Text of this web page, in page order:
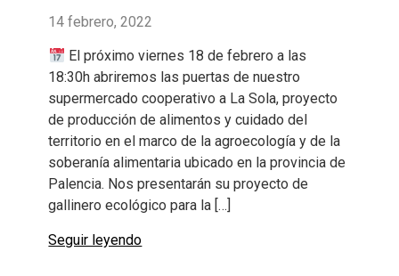
14 febrero, 2022
El próximo viernes 18 de febrero a las
18:30h abriremos las puertas de nuestro
supermercado cooperativo a La Sola, proyecto
de producción de alimentos y cuidado del
territorio en el marco de la agroecología y de la
soberanía alimentaria ubicado en la provincia de
Palencia. Nos presentarán su proyecto de
gallinero ecológico para la […]
Seguir leyendo